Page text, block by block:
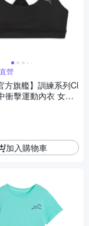
營
方旗艦】訓練系列Cl
衝擊運動內衣 女性
加入購物車